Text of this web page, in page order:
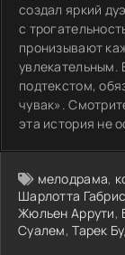
создал яркий
с
пронизывают
увлекательным.
подтекстом,
чувак».
эта история не
мелодрама,
Шарлотта Габрис
Жюльен Аррути,
Суалем,Тарек